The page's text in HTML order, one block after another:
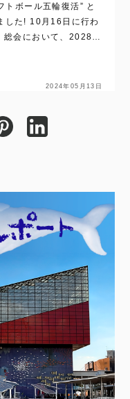
トボール五輪復活” と
した! 10月16日に行わ
会において、2028年
2024年05月13日